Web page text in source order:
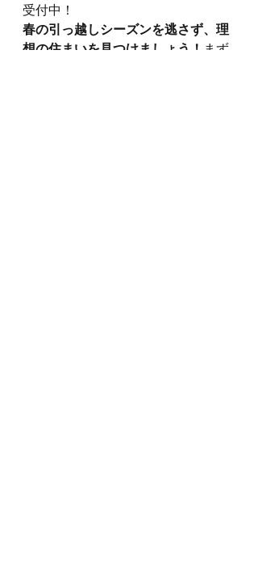
受付中！
春の引っ越しシーズンを逃さず、理
想の住まいを見つけましょう！ まず